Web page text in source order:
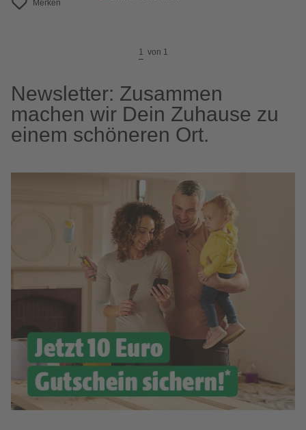
Merken
1 von 1
Newsletter: Zusammen
machen wir Dein Zuhause zu
einem schöneren Ort.